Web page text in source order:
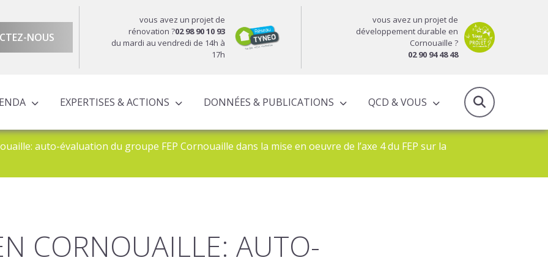
NOUS
vous avez un projet de
rénovation ?02 98 90 10 93
du mardi au vendredi de 14h à
17h
vous avez un projet de
développement durable en
Cornouaille ?
02 90 94 48 48
EXPERTISES & ACTIONS DONNÉES & PUBLICATIONS QCD & VOUS
auto-évaluation du groupe FEP Cornouaille dans la mise en oeuvre de l’axe 4 du FEP sur la
CORNOUAILLE: AUTO-